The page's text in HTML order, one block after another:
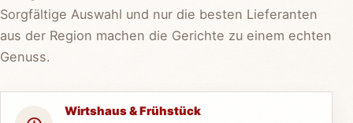
Sorgfältige Auswahl und nur die besten Lieferanten
aus der Region machen die Gerichte zu einem echten
Genuss.
Wirtshaus & Frühstück